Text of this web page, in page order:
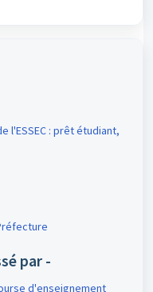
l'ESSEC : prêt étudiant,
par -
d'enseignement